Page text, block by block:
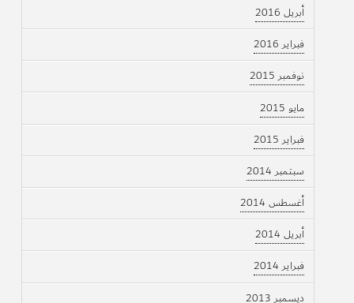
أبريل 2016
فبراير 2016
نوفمبر 2015
مايو 2015
فبراير 2015
سبتمبر 2014
أغسطس 2014
أبريل 2014
فبراير 2014
ديسمبر 2013